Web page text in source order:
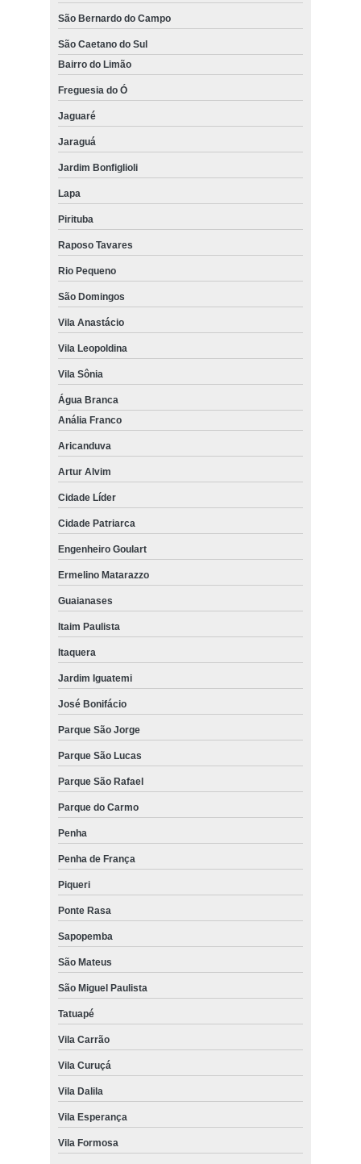
São Bernardo do Campo
São Caetano do Sul
Bairro do Limão
Freguesia do Ó
Jaguaré
Jaraguá
Jardim Bonfiglioli
Lapa
Pirituba
Raposo Tavares
Rio Pequeno
São Domingos
Vila Anastácio
Vila Leopoldina
Vila Sônia
Água Branca
Anália Franco
Aricanduva
Artur Alvim
Cidade Líder
Cidade Patriarca
Engenheiro Goulart
Ermelino Matarazzo
Guaianases
Itaim Paulista
Itaquera
Jardim Iguatemi
José Bonifácio
Parque São Jorge
Parque São Lucas
Parque São Rafael
Parque do Carmo
Penha
Penha de França
Piqueri
Ponte Rasa
Sapopemba
São Mateus
São Miguel Paulista
Tatuapé
Vila Carrão
Vila Curuçá
Vila Dalila
Vila Esperança
Vila Formosa